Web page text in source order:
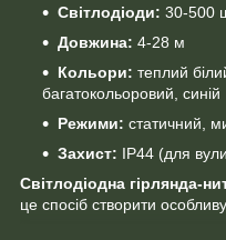
Світлодіоди: 30-500
Довжина: 4-28 м
Кольори: теплий
багатокольоровий, синій
Режими: статичний,
Захист: IP44 (для
Світлодіодна гірлянда-
це спосіб створити